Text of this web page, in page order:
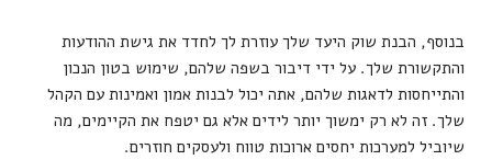
בנוסף, הבנת שוק היעד שלך עוזרת לך לחדד את גישת ההודעות
והתקשורת שלך. על ידי דיבור בשפה שלהם, שימוש בטון הנכון
והתייחסות לדאגות שלהם, אתה יכול לבנות אמון ואמינות עם הקהל
שלך. זה לא רק ימשוך יותר לידים אלא גם יטפח את הקיימים, מה
שיוביל למערכות יחסים ארוכות טווח ולעסקים חוזרים.